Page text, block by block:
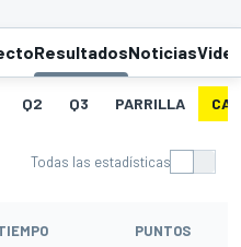
ResultadosNoticias
Q2 Q3 PARRILLA
Todas las estadísticas
PUNTOS